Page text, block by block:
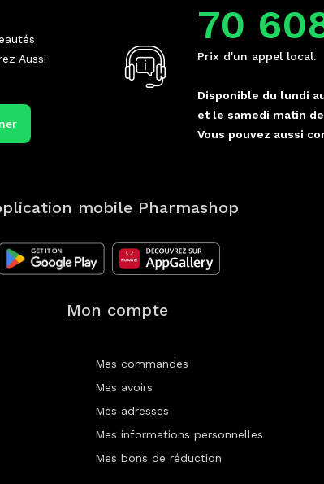
Aussi
70
Prix d'un appel local.
Disponible du lundi
et le samedi matin de
Vous pouvez aussi
mobile Pharmashop
Mon compte
Mes commandes
Mes avoirs
Mes adresses
Mes informations personnelles
Mes bons de réduction